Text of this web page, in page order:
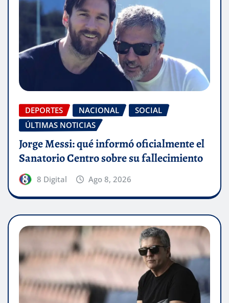
DEPORTES NACIONAL
SOCIAL
ÚLTIMAS NOTICIAS
Jorge Messi: qué informó oficialmente el
Sanatorio Centro sobre su fallecimiento
8 Digital Ago 8, 2026